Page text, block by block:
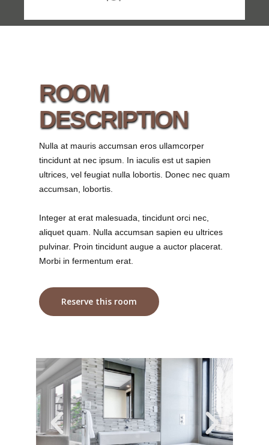
ROOM
DESCRIPTION
Nulla at mauris accumsan eros ullamcorper
tincidunt at nec ipsum. In iaculis est ut sapien
ultrices, vel feugiat nulla lobortis. Donec nec quam
accumsan, lobortis.
Integer at erat malesuada, tincidunt orci nec,
aliquet quam. Nulla accumsan sapien eu ultrices
pulvinar. Proin tincidunt augue a auctor placerat.
Morbi in fermentum erat.
Reserve this room